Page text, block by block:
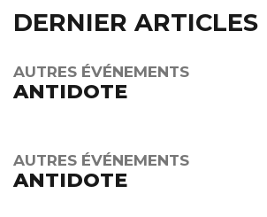
DERNIER ARTICLES
AUTRES ÉVÉNEMENTS
ANTIDOTE
AUTRES ÉVÉNEMENTS
ANTIDOTE